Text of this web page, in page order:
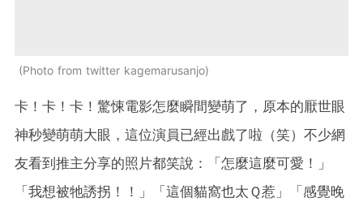
Photo from twitter kagemarusanjo
卡！卡！卡！驚悚電影怎麼瞬間變萌了，原本的厭世眼
神秒變萌萌大眼，這位演員已經出戲了啦（笑）不少網
友看到推主分享的照片都笑說：「怎麼這麼可愛！」
「我想被牠誘拐！！」「這個貓窩也太Ｑ惹」「感覺晚